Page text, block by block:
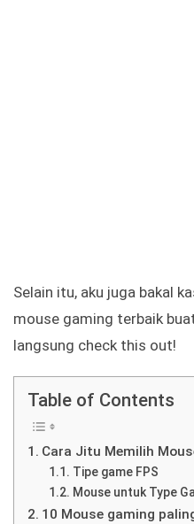
Selain itu, aku juga bakal
mouse gaming terbaik
langsung check this out!
Table of Contents
Cara Jitu Memilih
Tipe game FPS
Mouse untuk Type
10 Mouse gaming